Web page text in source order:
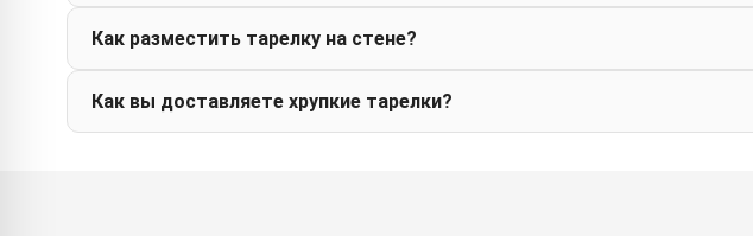
Как разместить тарелку на стене?
Как вы доставляете хрупкие тарелки?